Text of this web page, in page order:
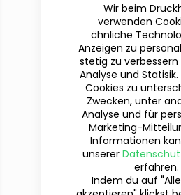
Du hast
Wir sind für
Wir beim
verwenden
ähnliche
Anzeigen zu
stetig zu
Analyse und
Cookies zu
Zwecken, unter
Analyse und für
Marketing-
Informationen
unserer
erfahren.
Indem du auf